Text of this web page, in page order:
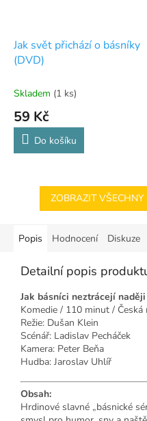
Jak svět přichází o básníky
(DVD)
Skladem (1 ks)
59 Kč
Do košíku
ZOBRAZIT
Popis Hodnocení Diskuze
Detailní popis
Jak básníci neztrácejí
Komedie / 110 minut / Česká
Režie: Dušan Klein
Scénář: Ladislav Pecháček
Kamera: Peter Beňa
Hudba: Jaroslav Uhlíř
Obsah:
Hrdinové slavné „básnické